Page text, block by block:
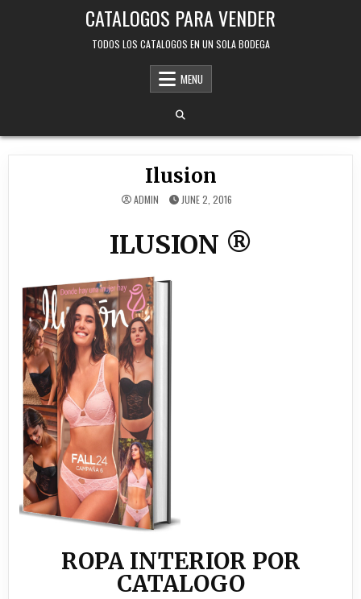
CATALOGOS PARA VENDER
TODOS LOS CATALOGOS EN UN SOLA BODEGA
MENU
Ilusion
ADMIN JUNE 2, 2016
ILUSION ®
ROPA INTERIOR POR
CATALOGO